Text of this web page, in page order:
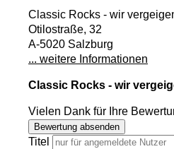
Classic Rocks - wir
Otilostraße, 32
A-5020 Salzburg
... weitere Informationen
Classic Rocks - wir
Vielen Dank für Ihre
Bewertung absenden
Titel